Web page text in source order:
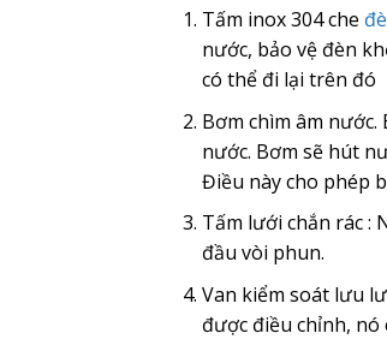
Tấm inox 304 che
nước, bảo vệ đèn
có thể đi lại trên đó
Bơm chìm âm
nước. Bơm sẽ hút
Điều này cho phép
Tấm lưới chắn rác :
đầu vòi phun.
Van kiểm soát lưu
được điều chỉnh,